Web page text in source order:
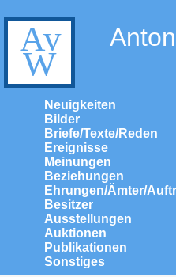
Neuigkeiten
Bilder
Briefe/Texte/Reden
Ereignisse
Meinungen
Beziehungen
Ehrungen/Ämter/
Besitzer
Ausstellungen
Auktionen
Publikationen
Sonstiges